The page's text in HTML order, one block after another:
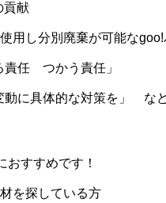
貢献
用し分別廃棄が可能な
責任 つかう責任」
動に具体的な対策を」 な
おすすめです！
を探している方